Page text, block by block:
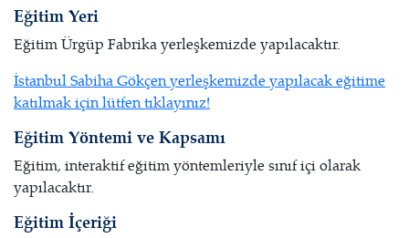
Eğitim Yeri
Eğitim Ürgüp Fabrika yerleşkemizde yapılacaktır.
İstanbul Sabiha Gökçen yerleşkemizde yapılacak eğitime
katılmak için lütfen tıklayınız!
Eğitim Yöntemi ve Kapsamı
Eğitim, interaktif eğitim yöntemleriyle sınıf içi olarak
yapılacaktır.
Eğitim İçeriği